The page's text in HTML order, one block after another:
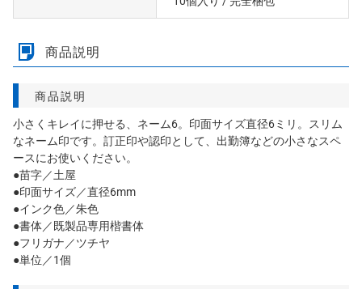
商品説明
商品説明
小さくキレイに押せる、ネーム6。印面サイズ直径6ミリ。スリム
なネーム印です。訂正印や認印として、出勤簿などの小さなスペ
ースにお使いください。
●苗字／土屋
●印面サイズ／直径6mm
●インク色／朱色
●書体／既製品専用楷書体
●フリガナ／ツチヤ
●単位／1個